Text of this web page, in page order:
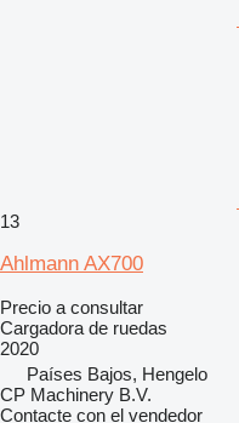
13
Ahlmann AX700
Precio a consultar
Cargadora de ruedas
2020
Países Bajos, Hengelo
CP Machinery B.V.
Contacte con el vendedor